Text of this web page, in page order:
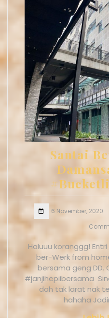
Santai
6 November, 2020
Haluuu koranggg! Entri
ber-Werk from
bersama geng DD.
#janjihepiibersama
dah tak larat nak
hahaha